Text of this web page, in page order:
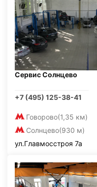
Сервис Солнцево
+7 (495) 125-38-41
Говорово(1,35 км)
Солнцево(930 м)
ул.Главмосстроя 7а